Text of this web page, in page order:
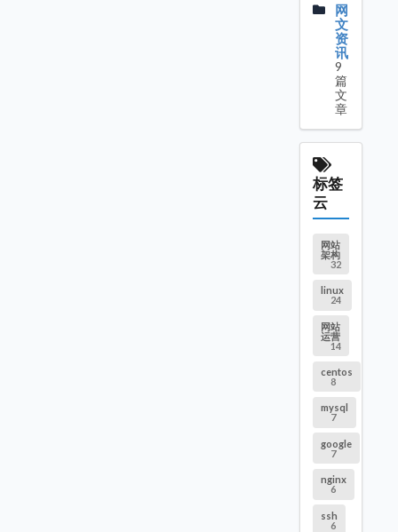
网
文
资
讯
9
篇
文
章
标签
云
网站
架构
32
linux
24
网站
运营
14
centos
8
mysql
7
google
7
nginx
6
ssh
6